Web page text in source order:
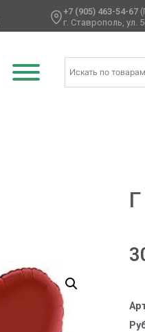
+7 (905) 463-54-67
г. Ставрополь, ул.